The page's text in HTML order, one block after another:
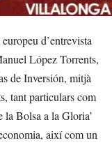
d’entrevista
López Torrents,
de Inversión, mitjà
tant particulars com
la Bolsa a la Gloria’
així com un